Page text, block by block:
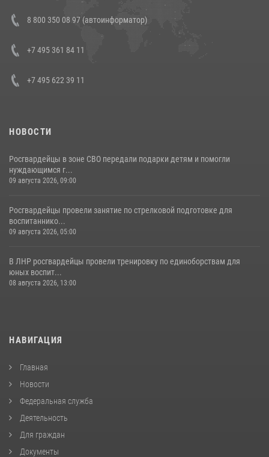
Состоялась рабочая встреча директора Росгвардии Героя России
генерала армии Виктора Золотова с заместителем полномочного
представителя Президента Российской Федерации в Северо-
Кавказском федеральном округе Виталием Кузнецовым
8 800 350 08 97 (автоинформатор)
+7 495 361 84 11
+7 495 622 39 11
НОВОСТИ
Росгвардейцы в зоне СВО передали подарки детям и помогли
нуждающимся г...
09 августа 2026, 09:00
Росгвардейцы провели занятие по стрелковой подготовке для
воспитаннико...
09 августа 2026, 05:00
В ЛНР росгвардейцы провели тренировку по единоборствам для
юных воспит...
08 августа 2026, 13:00
НАВИГАЦИЯ
Главная
Новости
Федеральная служба
Деятельность
Для граждан
Документы